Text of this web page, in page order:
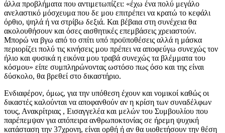
άλλα προβλήματα που αντιμετωπίζει: «έχω ένα πολύ μεγάλο
ανελαστικό μόσχευμα που δε μου επιτρέπει να κρατώ το κεφάλι
όρθιο, ψηλά ή να στρίβω δεξιά. Και βέβαια στη συνέχεια θα
ακολουθήσουν και όσες αισθητικές επεμβάσεις χρειαστούν.
Μπορώ να βγω από το σπίτι υπό προϋποθέσεις αλλά η μάσκα
περιορίζει πολύ τις κινήσεις μου πρέπει να αποφεύγω συνεχώς τον
ήλιο και φυσικά η εικόνα μου τραβά συνεχώς τα βλέμματα του
κόσμου» είπε συμπληρώνοντας ωστόσο πως όσο και της είναι
δύσκολο, θα βρεθεί στο δικαστήριο.
Ενδιαφέρον, όμως, για την υπόθεση έχουν και νομικοί καθώς οι
δικαστές καλούνται να αποφανθούν αν η κρίση των συναδέλφων
τους, Ανακρίτριας , Εισαγγελέα και μελών του Συμβουλίου που
παρέπεμψαν για απόπειρα ανθρωποκτονίας σε ήρεμη ψυχική
κατάσταση την 37χρονη, είναι ορθή ή αν θα υιοθετήσουν την θέση